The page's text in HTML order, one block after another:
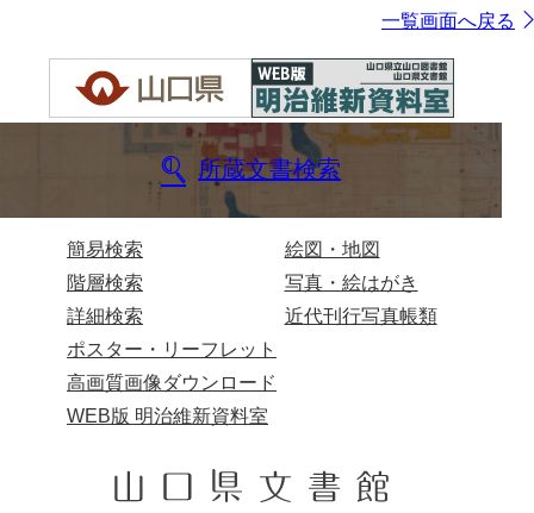
一覧画面へ戻る
所蔵文書検索
簡易検索
階層検索
詳細検索
絵図・地図
写真・絵はがき
近代刊行写真帳類
ポスター・リーフレット
高画質画像ダウンロード
WEB版 明治維新資料室